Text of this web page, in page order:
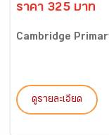
ราคา 325 บาท
Cambridge
ดูรายละเอียด